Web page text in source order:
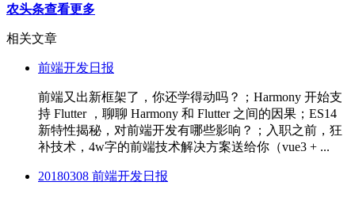
农头条查看更多
相关文章
前端开发日报
前端又出新框架了，你还学得动吗？；Harmony 开始支
持 Flutter ，聊聊 Harmony 和 Flutter 之间的因果；ES14
新特性揭秘，对前端开发有哪些影响？；入职之前，狂
补技术，4w字的前端技术解决方案送给你（vue3 + ...
20180308 前端开发日报